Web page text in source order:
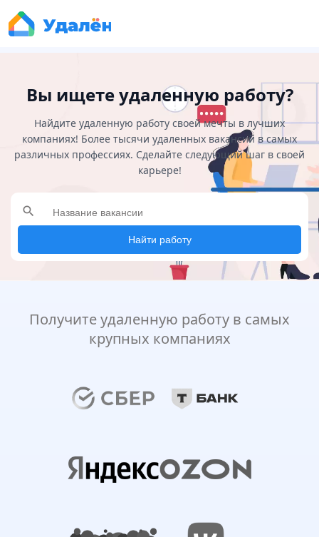
Вы ищете удаленную работу?
Найдите удаленную работу своей мечты в лучших
компаниях! Более тысячи удаленных вакансий в самых
различных профессиях. Сделайте следующий шаг в своей
карьере!
search
Найти работу
Получите удаленную работу в самых
крупных компаниях